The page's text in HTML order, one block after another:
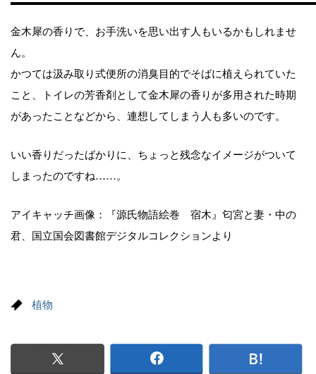
金木犀の香りで、お手洗いを思い出す人もいるかもしれませ
ん。
かつては汲み取り式便所の消臭目的でそばに植えられていた
こと、トイレの芳香剤として金木犀の香りが多用された時期
があったことなどから、連想してしまう人も多いのです。
いい香りだったばかりに、ちょっと残念なイメージがついて
しまったのですね……。
アイキャッチ画像：『源氏物語絵巻 宿木』匂宮と妻・中の
君、国立国会図書館デジタルコレクションより
植物